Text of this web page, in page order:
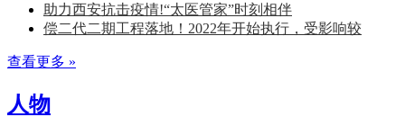
助力西安抗击疫情!“太医管家”时刻相伴
偿二代二期工程落地！2022年开始执行，受影响较
查看更多 »
人物